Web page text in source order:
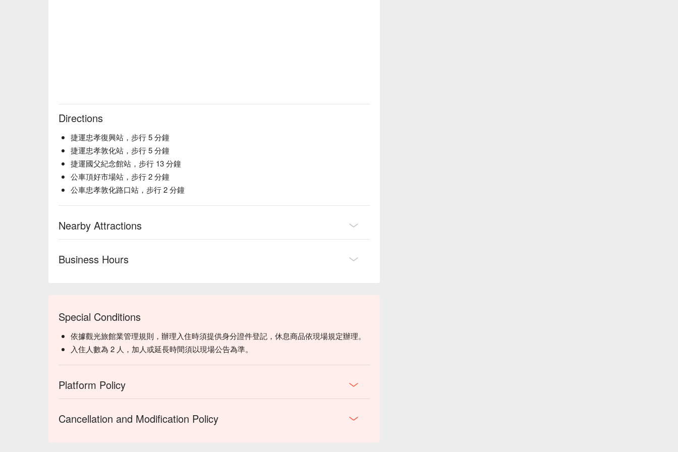
Directions
捷運忠孝復興站，步行 5 分鐘
捷運忠孝敦化站，步行 5 分鐘
捷運國父紀念館站，步行 13 分鐘
公車頂好市場站，步行 2 分鐘
公車忠孝敦化路口站，步行 2 分鐘
Nearby Attractions
Business Hours
Special Conditions
依據觀光旅館業管理規則，辦理入住時須提供身分證件登記，休息商品依現場規定辦理。
入住人數為 2 人，加人或延長時間須以現場公告為準。
Platform Policy
Cancellation and Modification Policy